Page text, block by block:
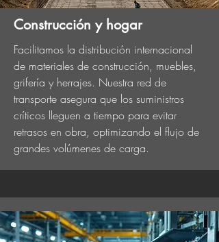
Construcción y hogar
Facilitamos la distribución internacional
de materiales de construcción, muebles,
grifería y herrajes. Nuestra red de
transporte asegura que los suministros
críticos lleguen a tiempo para evitar
retrasos en obra, optimizando el flujo de
grandes volúmenes de carga.